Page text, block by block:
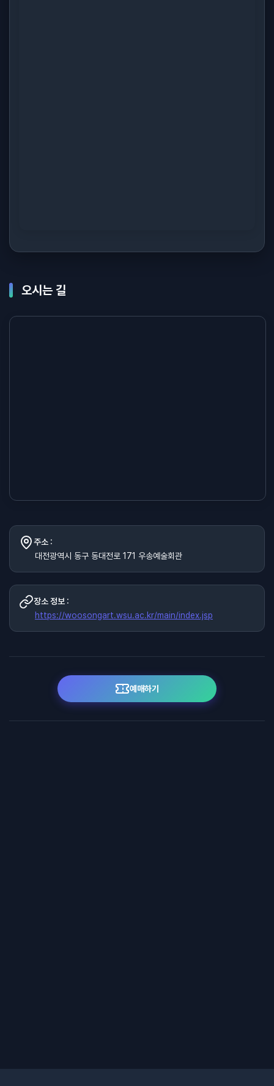
오시는 길
주소 :
대전광역시 동구 동대전로 171 우송예술회관
장소 정보 :
https://woosongart.wsu.ac.kr/main/index.jsp
예매하기